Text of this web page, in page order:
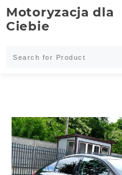
Skip
to
content
Motoryzacja dla
Ciebie